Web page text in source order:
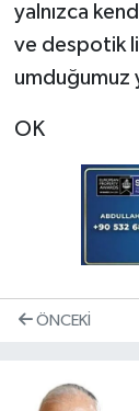
yalnızca
ve despotik
umduğumuz
OK
ÖNCEKI